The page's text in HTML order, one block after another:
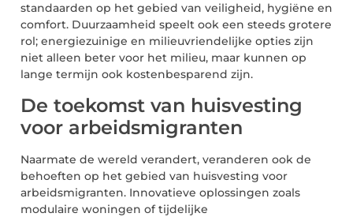
standaarden op het gebied van veiligheid, hygiëne en
comfort. Duurzaamheid speelt ook een steeds grotere
rol; energiezuinige en milieuvriendelijke opties zijn
niet alleen beter voor het milieu, maar kunnen op
lange termijn ook kostenbesparend zijn.
De toekomst van huisvesting
voor arbeidsmigranten
Naarmate de wereld verandert, veranderen ook de
behoeften op het gebied van huisvesting voor
arbeidsmigranten. Innovatieve oplossingen zoals
modulaire woningen of tijdelijke